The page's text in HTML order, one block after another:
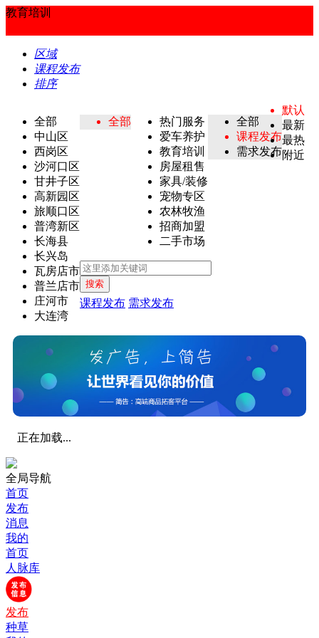
教育培训
区域
课程发布
排序
全部
中山区
西岗区
沙河口区
甘井子区
高新园区
旅顺口区
普湾新区
长海县
长兴岛
瓦房店市
普兰店市
庄河市
大连湾
全部
热门服务
爱车养护
教育培训
房屋租售
家具/装修
宠物专区
农林牧渔
招商加盟
二手市场
全部
课程发布
需求发布
默认
最新
最热
附近
搜索
课程发布 需求发布
正在加载...
全局导航
首页
发布
消息
我的
首页
人脉库
发布
种草